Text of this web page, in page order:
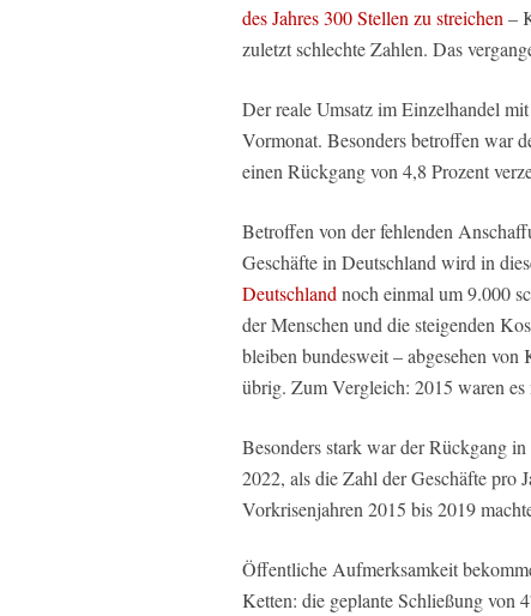
des Jahres 300 Stellen zu streichen –
zuletzt schlechte Zahlen. Das
Der reale Umsatz im Einzelhandel
Vormonat. Besonders betroffen war
einen Rückgang von 4,8 Prozent
Betroffen von der fehlenden
Geschäfte in Deutschland wird in
Deutschland noch einmal um 9.000
der Menschen und die steigenden
bleiben bundesweit – abgesehen
übrig. Zum Vergleich: 2015 waren es
Besonders stark war der Rückgang
2022, als die Zahl der Geschäfte pro
Vorkrisenjahren 2015 bis 2019
Öffentliche Aufmerksamkeit
Ketten: die geplante Schließung von